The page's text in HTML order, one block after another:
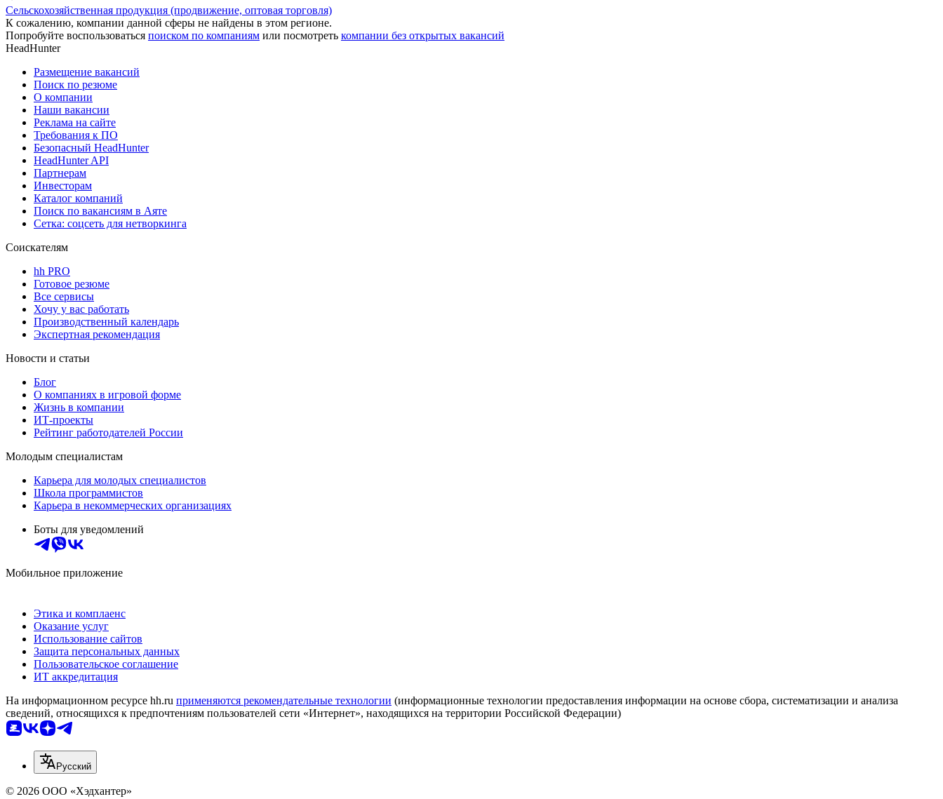
Сельскохозяйственная продукция (продвижение, оптовая торговля)
К сожалению, компании данной сферы не найдены в этом регионе.
Попробуйте воспользоваться поиском по компаниям или посмотреть компании без открытых вакансий
HeadHunter
Размещение вакансий
Поиск по резюме
О компании
Наши вакансии
Реклама на сайте
Требования к ПО
Безопасный HeadHunter
HeadHunter API
Партнерам
Инвесторам
Каталог компаний
Поиск по вакансиям в Аяте
Сетка: соцсеть для нетворкинга
Соискателям
hh PRO
Готовое резюме
Все сервисы
Хочу у вас работать
Производственный календарь
Экспертная рекомендация
Новости и статьи
Блог
О компаниях в игровой форме
Жизнь в компании
ИТ-проекты
Рейтинг работодателей России
Молодым специалистам
Карьера для молодых специалистов
Школа программистов
Карьера в некоммерческих организациях
Боты для уведомлений
Мобильное приложение
Этика и комплаенс
Оказание услуг
Использование сайтов
Защита персональных данных
Пользовательское соглашение
ИТ аккредитация
На информационном ресурсе hh.ru применяются рекомендательные технологии (информационные технологии предоставления информации на основе сбора, систематизации и анализа
сведений, относящихся к предпочтениям пользователей сети «Интернет», находящихся на территории Российской Федерации)
Русский
© 2026 ООО «Хэдхантер»